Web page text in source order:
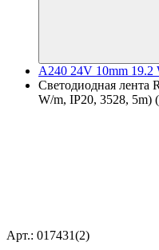
A240 24V 10mm 19.2
Светодиодная лента
W/m, IP20, 3528,
Арт.: 017431(2)